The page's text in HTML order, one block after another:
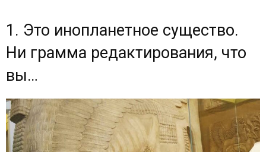
1. Это инопланетное существо.
Ни грамма редактирования, что
вы…